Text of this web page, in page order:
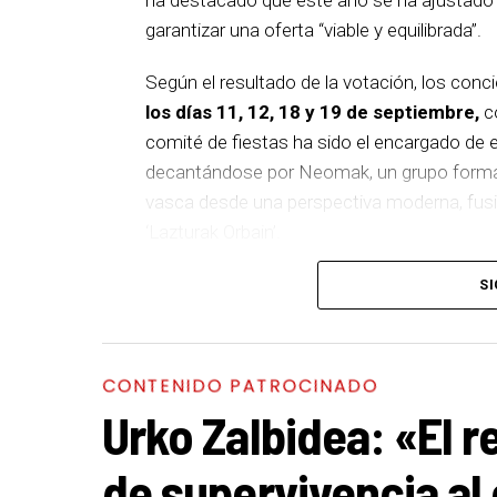
garantizar una oferta “viable y equilibrada”.
Según el resultado de la votación, los
los días 11, 12, 18 y 19 de septiembre,
comité de fiestas ha sido el encargado de
decantándose por Neomak, un grupo
vasca desde una perspectiva moderna,
El 12 de septiembre actuará Kaotiko,
su 25 aniversario con el disco ‘XX5’. El
el día 18, un proyecto integrado por diez
con un mensaje de empoderamiento. Por
‘Denboraren orbainak’, combinando la
PROGRAMA CONCIERTOS
CONTENIDO PATROCINADO
Urko Zalbidea: «El